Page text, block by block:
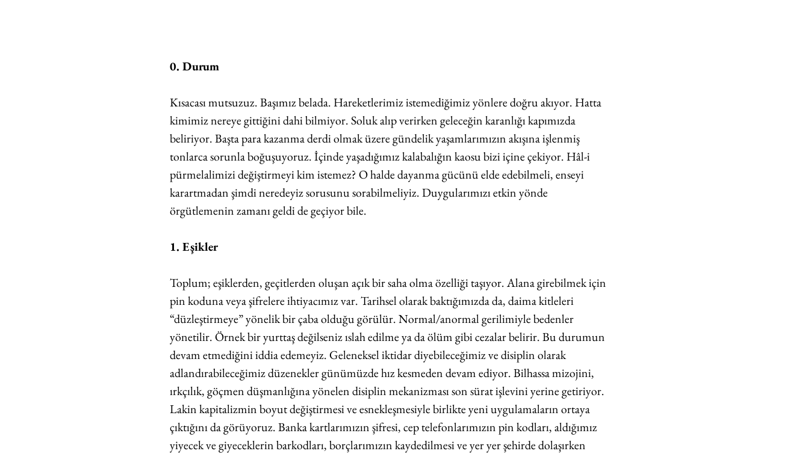
0. Durum
Kısacası mutsuzuz. Başımız belada. Hareketlerimiz istemediğimiz yönlere doğru akıyor. Hatta
kimimiz nereye gittiğini dahi bilmiyor. Soluk alıp verirken geleceğin karanlığı kapımızda
beliriyor. Başta para kazanma derdi olmak üzere gündelik yaşamlarımızın akışına işlenmiş
tonlarca sorunla boğuşuyoruz. İçinde yaşadığımız kalabalığın kaosu bizi içine çekiyor. Hâl-i
pürmelalimizi değiştirmeyi kim istemez? O halde dayanma gücünü elde edebilmeli, enseyi
karartmadan şimdi neredeyiz sorusunu sorabilmeliyiz. Duygularımızı etkin yönde
örgütlemenin zamanı geldi de geçiyor bile.
1. Eşikler
Toplum; eşiklerden, geçitlerden oluşan açık bir saha olma özelliği taşıyor. Alana girebilmek için
pin koduna veya şifrelere ihtiyacımız var. Tarihsel olarak baktığımızda da, daima kitleleri
“düzleştirmeye” yönelik bir çaba olduğu görülür. Normal/anormal gerilimiyle bedenler
yönetilir. Örnek bir yurttaş değilseniz ıslah edilme ya da ölüm gibi cezalar belirir. Bu durumun
devam etmediğini iddia edemeyiz. Geleneksel iktidar diyebileceğimiz ve disiplin olarak
adlandırabileceğimiz düzenekler günümüzde hız kesmeden devam ediyor. Bilhassa mizojini,
ırkçılık, göçmen düşmanlığına yönelen disiplin mekanizması son sürat işlevini yerine getiriyor.
Lakin kapitalizmin boyut değiştirmesi ve esnekleşmesiyle birlikte yeni uygulamaların ortaya
çıktığını da görüyoruz. Banka kartlarımızın şifresi, cep telefonlarımızın pin kodları, aldığımız
yiyecek ve giyeceklerin barkodları, borçlarımızın kaydedilmesi ve yer yer şehirde dolaşırken